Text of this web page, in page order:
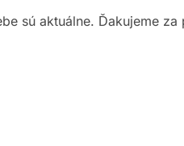
sú aktuálne. Ďakujeme za